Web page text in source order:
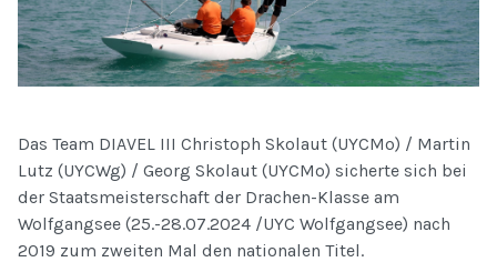
Das Team DIAVEL III Christoph Skolaut (UYCMo) / Martin
Lutz (UYCWg) / Georg Skolaut (UYCMo) sicherte sich bei
der Staatsmeisterschaft der Drachen-Klasse am
Wolfgangsee (25.-28.07.2024 /UYC Wolfgangsee) nach
2019 zum zweiten Mal den nationalen Titel.